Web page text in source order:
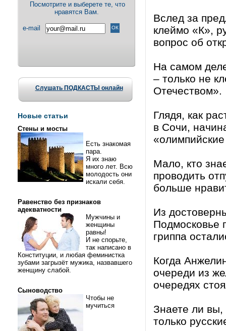
Посмотрите и выберете те, что
нравятся Вам.
e-mail
Слушать ПОДКАСТЫ онлайн
Новые статьи
Стены и мосты
Есть знакомая
пара.
Я их знаю
много лет. Всю
молодость они
искали себя.
Равенство без признаков
адекватности
Мужчины и
женщины
равны!
И не спорьте,
так написано в
Конституции, и любая феминистка
зубами загрызёт мужика, назвавшего
женщину слабой.
Сыноводство
Чтобы не
мучиться
Вслед за
клеймо «К»,
вопрос об
На самом
– только не
Отечеством».
Глядя, как
в Сочи,
Мало, кто
проводить
больше
Из
Подмосковье
гриппа
Когда
очереди из
очередях
Знаете ли вы,
только